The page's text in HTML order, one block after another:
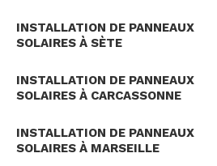
INSTALLATION DE PANNEAUX
SOLAIRES À SÈTE
INSTALLATION DE PANNEAUX
SOLAIRES À CARCASSONNE
INSTALLATION DE PANNEAUX
SOLAIRES À MARSEILLE